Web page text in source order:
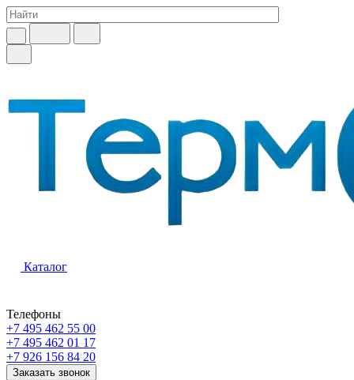
Каталог
Телефоны
+7 495 462 55 00
+7 495 462 01 17
+7 926 156 84 20
Заказать звонок